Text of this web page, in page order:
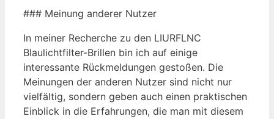
### Meinung anderer Nutzer
In meiner Recherche zu den LIURFLNC
Blaulichtfilter-Brillen bin ich auf einige
interessante Rückmeldungen gestoßen. Die
Meinungen der anderen Nutzer sind nicht nur
vielfältig, sondern geben auch einen praktischen
Einblick in die Erfahrungen, die man mit diesem